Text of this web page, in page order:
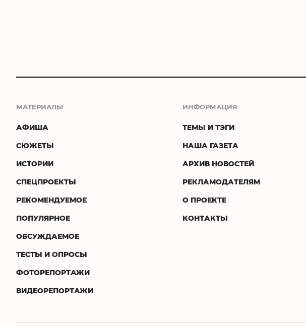
МАТЕРИАЛЫ
АФИША
СЮЖЕТЫ
ИСТОРИИ
СПЕЦПРОЕКТЫ
РЕКОМЕНДУЕМОЕ
ПОПУЛЯРНОЕ
ОБСУЖДАЕМОЕ
ТЕСТЫ И ОПРОСЫ
ФОТОРЕПОРТАЖИ
ВИДЕОРЕПОРТАЖИ
ИНФОРМАЦИЯ
ТЕМЫ И ТЭГИ
НАША ГАЗЕТА
АРХИВ НОВОСТЕЙ
РЕКЛАМОДАТЕЛЯМ
О ПРОЕКТЕ
КОНТАКТЫ